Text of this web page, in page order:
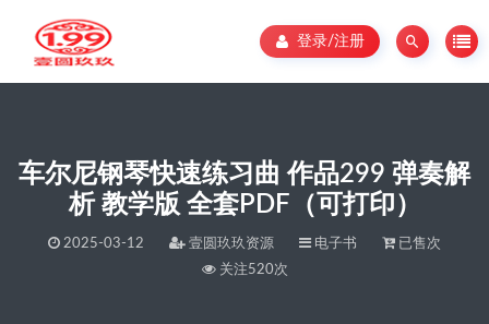
登录/注册
车尔尼钢琴快速练习曲 作品299 弹奏解
析 教学版 全套PDF（可打印）
2025-03-12 壹圆玖玖资源 电子书
已售次
关注520次